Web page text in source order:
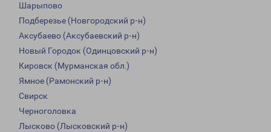
Шарыпово
Подберезье (Новгородский р-н)
Аксубаево (Аксубаевский р-н)
Новый Городок (Одинцовский р-н)
Кировск (Мурманская обл.)
Ямное (Рамонский р-н)
Свирск
Черноголовка
Лысково (Лысковский р-н)